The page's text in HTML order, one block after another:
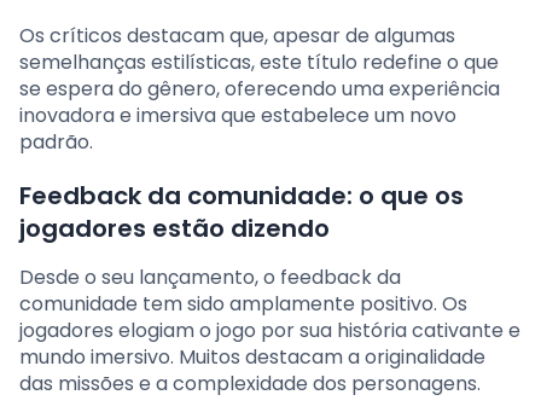
Os críticos destacam que, apesar de algumas
semelhanças estilísticas, este título redefine o que
se espera do gênero, oferecendo uma experiência
inovadora e imersiva que estabelece um novo
padrão.
Feedback da comunidade: o que os
jogadores estão dizendo
Desde o seu lançamento, o feedback da
comunidade tem sido amplamente positivo. Os
jogadores elogiam o jogo por sua história cativante e
mundo imersivo. Muitos destacam a originalidade
das missões e a complexidade dos personagens.